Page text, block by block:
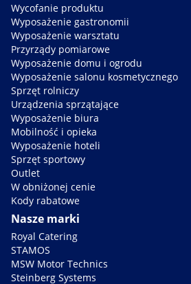
Wycofanie produktu
Wyposażenie gastronomii
Wyposażenie warsztatu
Przyrządy pomiarowe
Wyposażenie domu i ogrodu
Wyposażenie salonu kosmetycznego
Sprzęt rolniczy
Urządzenia sprzątające
Wyposażenie biura
Mobilność i opieka
Wyposażenie hoteli
Sprzęt sportowy
Outlet
W obniżonej cenie
Kody rabatowe
Nasze marki
Royal Catering
STAMOS
MSW Motor Technics
Steinberg Systems